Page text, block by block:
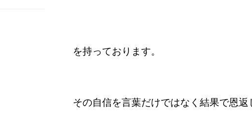
を持っております。
その自信を言葉だけではなく結果で恩